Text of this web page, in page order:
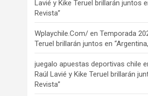
Lavié y Kike Teruel brillarán juntos
Revista”
Wplaychile.Com/ enTemporada
Teruel brillarán juntos en
juegalo apuestas deportivas chile
Raúl Lavié y Kike Teruel brillarán
Revista”